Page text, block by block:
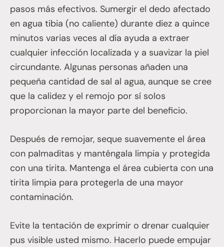
pasos más efectivos. Sumergir el dedo afectado
en agua tibia (no caliente) durante diez a quince
minutos varias veces al día ayuda a extraer
cualquier infección localizada y a suavizar la piel
circundante. Algunas personas añaden una
pequeña cantidad de sal al agua, aunque se cree
que la calidez y el remojo por sí solos
proporcionan la mayor parte del beneficio.
Después de remojar, seque suavemente el área
con palmaditas y manténgala limpia y protegida
con una tirita. Mantenga el área cubierta con una
tirita limpia para protegerla de una mayor
contaminación.
Evite la tentación de exprimir o drenar cualquier
pus visible usted mismo. Hacerlo puede empujar